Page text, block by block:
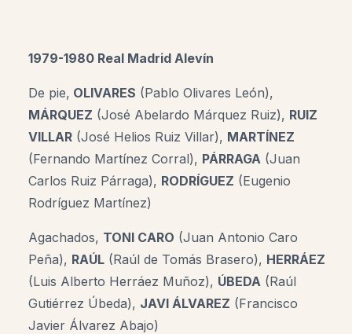
1979-1980 Real Madrid Alevín
De pie, OLIVARES (Pablo Olivares León),
MÁRQUEZ (José Abelardo Márquez Ruiz), RUIZ
VILLAR (José Helios Ruiz Villar), MARTÍNEZ
(Fernando Martínez Corral), PÁRRAGA (Juan
Carlos Ruiz Párraga), RODRÍGUEZ (Eugenio
Rodríguez Martínez)
Agachados, TONI CARO (Juan Antonio Caro
Peña), RAÚL (Raúl de Tomás Brasero), HERRÁEZ
(Luis Alberto Herráez Muñoz), ÚBEDA (Raúl
Gutiérrez Úbeda), JAVI ÁLVAREZ (Francisco
Javier Álvarez Abajo)